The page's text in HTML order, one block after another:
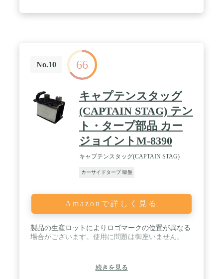
No.10 66
キャプテンスタッグ
(CAPTAIN STAG) テン
ト・タープ部品 カー
ジョイントM-8390
キャプテンスタッグ(CAPTAIN STAG)
カーサイドタープ 吸盤
Amazonで詳しく見る
製品の生産ロットによりロゴマークの位置が異なる
場合がございます。使用に問題は御座いません。
続きを見る